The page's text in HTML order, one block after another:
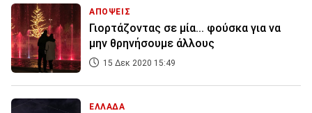
ΑΠΟΨΕΙΣ
Γιορτάζοντας σε μία... φούσκα για να
μην θρηνήσουμε άλλους
15 Δεκ 2020 15:49
ΕΛΛΑΔΑ